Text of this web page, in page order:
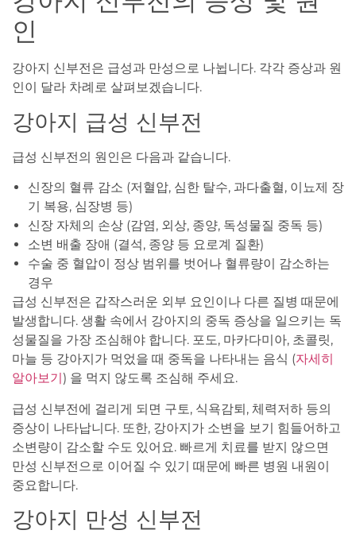
인
강아지 신부전은 급성과 만성으로 나뉩니다. 각각 증상과 원
인이 달라 차례로 살펴보겠습니다.
강아지 급성 신부전
급성 신부전의 원인은 다음과 같습니다.
신장의 혈류 감소 (저혈압, 심한 탈수, 과다출혈, 이뇨제 장
기 복용, 심장병 등)
신장 자체의 손상 (감염, 외상, 종양, 독성물질 중독 등)
소변 배출 장애 (결석, 종양 등 요로계 질환)
수술 중 혈압이 정상 범위를 벗어나 혈류량이 감소하는
경우
급성 신부전은 갑작스러운 외부 요인이나 다른 질병 때문에
발생합니다. 생활 속에서 강아지의 중독 증상을 일으키는 독
성물질을 가장 조심해야 합니다. 포도, 마카다미아, 초콜릿,
마늘 등 강아지가 먹었을 때 중독을 나타내는 음식 (자세히
알아보기 ) 을 먹지 않도록 조심해 주세요.
급성 신부전에 걸리게 되면 구토, 식욕감퇴, 체력저하 등의
증상이 나타납니다. 또한, 강아지가 소변을 보기 힘들어하고
소변량이 감소할 수도 있어요. 빠르게 치료를 받지 않으면
만성 신부전으로 이어질 수 있기 때문에 빠른 병원 내원이
중요합니다.
강아지 만성 신부전